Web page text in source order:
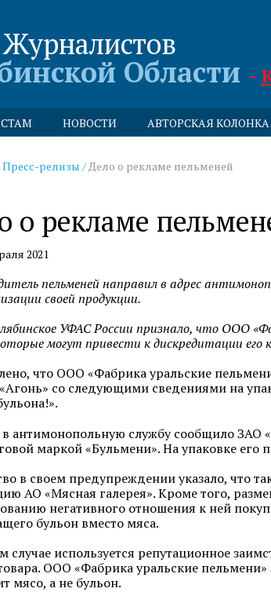
Области -
НОВОСТИ АВТОРСКАЯ КОЛОНКА
Пресс-релизы /Дело о рекламе пельменей
о рекламе
2021
пельменей направил в адрес
своей продукции.
УФАС России признало, что ООО
могут привести к дискредитации его
что ООО «Фабрика уральские
со следующими сведениями на
антимонопольную службу сообщило ЗАО
маркой «Бульмени». На упаковке его
в своем предупреждении указало, что
АО «Мясная галерея». Кроме того,
негативного отношения к ней
бульон вместо мяса.
случае используется репутационное
ООО «Фабрика уральские
мясо, а не бульон.